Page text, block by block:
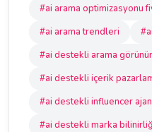
#ai arama optimizasyonu
#ai arama trendleri
#ai destekli arama
#ai destekli içerik
#ai destekli influencer
#ai destekli marka